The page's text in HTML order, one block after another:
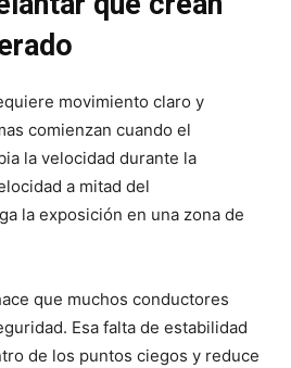
movimiento claro y
comienzan cuando el
la velocidad durante la
a mitad del
la exposición en una zona de
que muchos conductores
Esa falta de estabilidad
de los puntos ciegos y reduce